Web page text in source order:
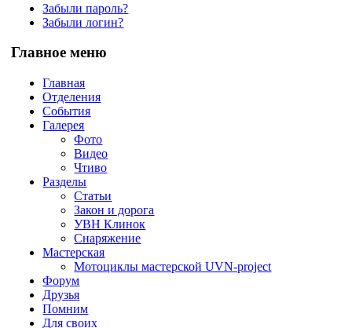
Забыли пароль?
Забыли логин?
Главное меню
Главная
Отделения
События
Галерея
Фото
Видео
Чтиво
Разделы
Статьи
Закон и дорога
УВН Клинок
Снаряжение
Мастерская
Мотоциклы мастерской UVN-project
Форум
Друзья
Помним
Для своих